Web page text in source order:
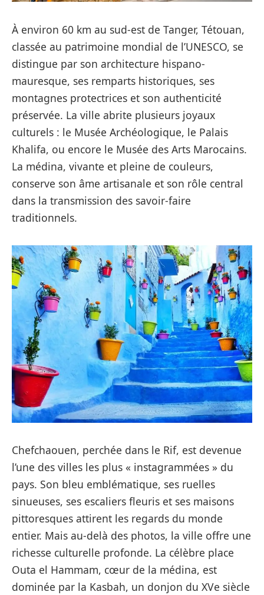
À environ 60 km au sud-est de Tanger, Tétouan,
classée au patrimoine mondial de l’UNESCO, se
distingue par son architecture hispano-
mauresque, ses remparts historiques, ses
montagnes protectrices et son authenticité
préservée. La ville abrite plusieurs joyaux
culturels : le Musée Archéologique, le Palais
Khalifa, ou encore le Musée des Arts Marocains.
La médina, vivante et pleine de couleurs,
conserve son âme artisanale et son rôle central
dans la transmission des savoir-faire
traditionnels.
Chefchaouen, perchée dans le Rif, est devenue
l’une des villes les plus « instagrammées » du
pays. Son bleu emblématique, ses ruelles
sinueuses, ses escaliers fleuris et ses maisons
pittoresques attirent les regards du monde
entier. Mais au-delà des photos, la ville offre une
richesse culturelle profonde. La célèbre place
Outa el Hammam, cœur de la médina, est
dominée par la Kasbah, un donjon du XVe siècle